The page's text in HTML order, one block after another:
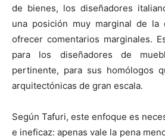
de bienes, los diseñadores
una posición muy marginal de la
ofrecer comentarios marginales.
para los diseñadores de
pertinente, para sus homólogos
arquitectónicas de gran escala.
Según Tafuri, este enfoque es
e ineficaz: apenas vale la pena